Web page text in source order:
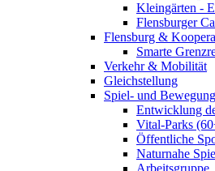
Kleingärten -
Flensburger
Flensburg &
Smarte
Verkehr & Mobilität
Gleichstellung
Spiel- und
Entwicklung
Vital-Parks
Öffentliche
Naturnahe
Arbeitsgruppe